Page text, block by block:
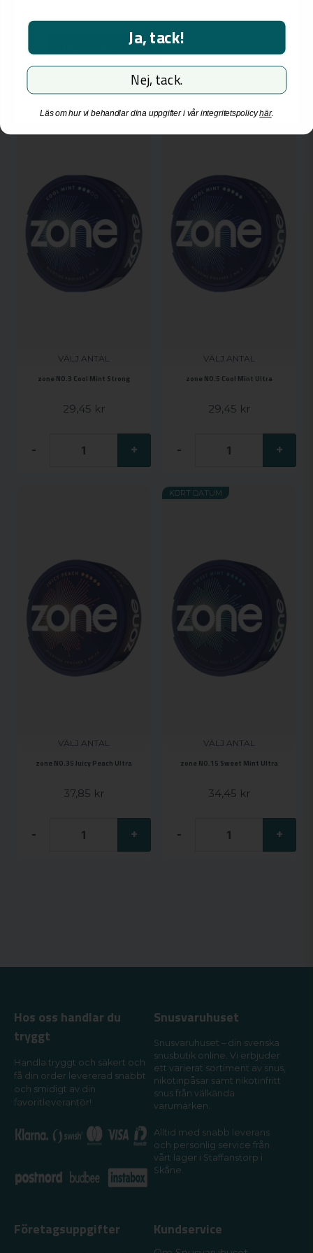
35,85 kr
- +
34,45 kr
- +
VÄLJ ANTAL
zone NO.3 Cool Mint Strong
29,45 kr
- +
VÄLJ ANTAL
zone NO.5 Cool Mint Ultra
29,45 kr
- +
VÄLJ ANTAL
zone NO.35 Juicy Peach Ultra
37,85 kr
- +
VÄLJ ANTAL
zone NO.15 Sweet Mint Ultra
34,45 kr
- +
KORT DATUM
Jag är över 18 år
Jag är inte över 18 år
Hos oss handlar du
tryggt
Handla tryggt och säkert och
få din order levererad snabbt
och smidigt av din
favoritleverantör!
Snusvaruhuset
Snusvaruhuset – din svenska
snusbutik online. Vi erbjuder
ett varierat sortiment av snus,
nikotinpåsar samt nikotinfritt
snus från välkända
varumärken.
Alltid med snabb leverans
och personlig service från
vårt lager i Staffanstorp i
Skåne.
Företagsuppgifter Kundservice
Ja, tack!
Nej, tack.
Läs om hur vi behandlar dina uppgifter i vår integritetspolicyhär.